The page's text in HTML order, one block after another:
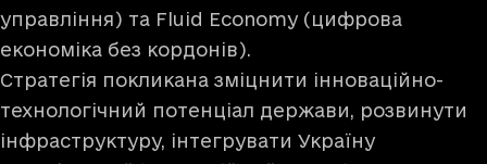
управління) та Fluid Economy (цифрова
економіка без кордонів).
Стратегія покликана зміцнити інноваційно-
технологічний потенціал держави, розвинути
інфраструктуру, інтегрувати Україну